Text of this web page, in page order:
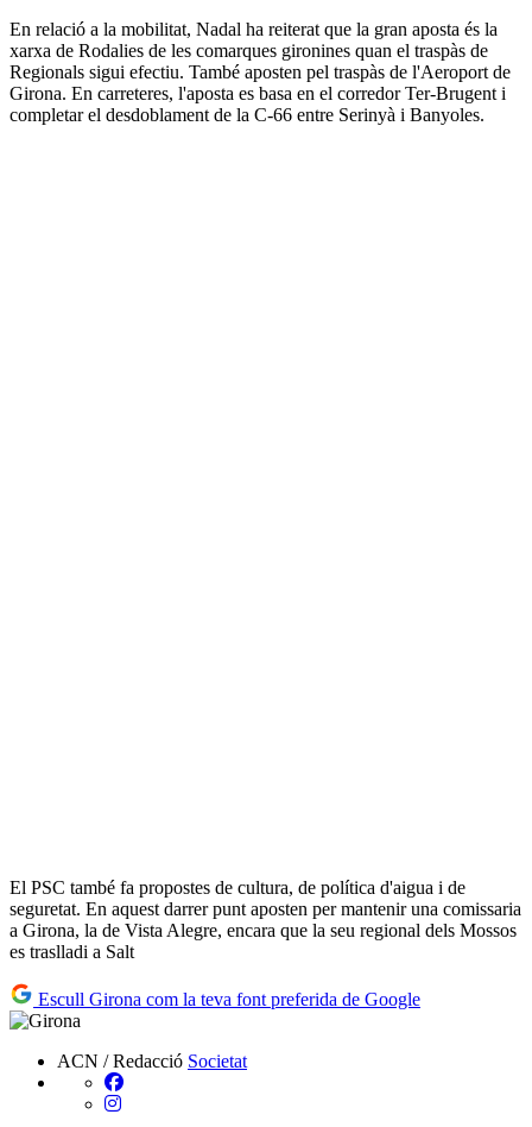
En relació a la mobilitat, Nadal ha reiterat que la gran aposta és la
xarxa de Rodalies de les comarques gironines quan el traspàs de
Regionals sigui efectiu. També aposten pel traspàs de l'Aeroport de
Girona. En carreteres, l'aposta es basa en el corredor Ter-Brugent i
completar el desdoblament de la C-66 entre Serinyà i Banyoles.
El PSC també fa propostes de cultura, de política d'aigua i de
seguretat. En aquest darrer punt aposten per mantenir una comissaria
a Girona, la de Vista Alegre, encara que la seu regional dels Mossos
es traslladi a Salt
Escull Girona com la teva font preferida de Google
ACN / Redacció Societat